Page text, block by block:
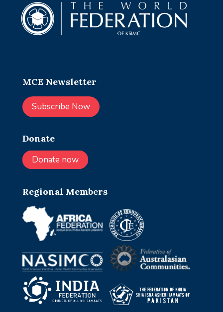
MCE Newsletter
Subscribe Now
Donate
Donate now
Regional Members